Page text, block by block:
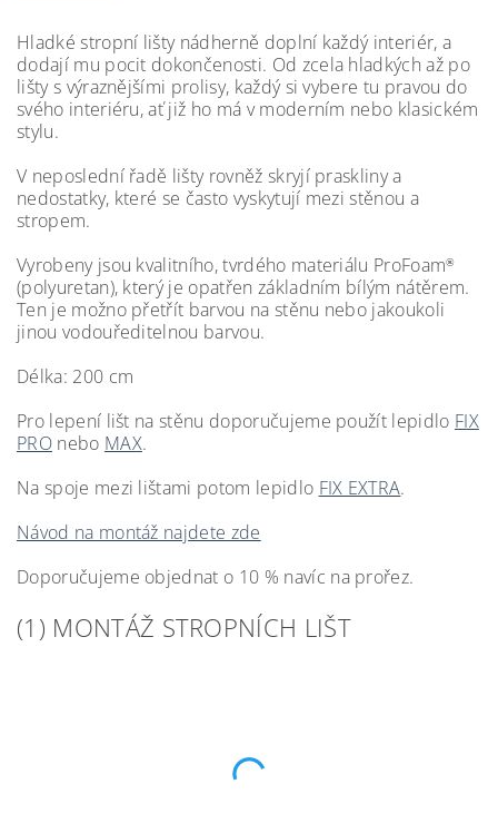
Hladké stropní lišty nádherně doplní každý interiér, a
dodají mu pocit dokončenosti. Od zcela hladkých až po
lišty s výraznějšími prolisy, každý si vybere tu pravou do
svého interiéru, ať již ho má v moderním nebo klasickém
stylu.
V neposlední řadě lišty rovněž skryjí praskliny a
nedostatky, které se často vyskytují mezi stěnou a
stropem.
Vyrobeny jsou kvalitního, tvrdého materiálu ProFoam®
(polyuretan), který je opatřen základním bílým nátěrem.
Ten je možno přetřít barvou na stěnu nebo jakoukoli
jinou vodouředitelnou barvou.
Délka: 200 cm
Pro lepení lišt na stěnu doporučujeme použít lepidlo FIX
PROnebo MAX.
Na spoje mezi lištami potom lepidlo FIX EXTRA.
Návod na montáž najdete zde
Doporučujeme objednat o 10 % navíc na prořez.
(1) MONTÁŽ STROPNÍCH LIŠT